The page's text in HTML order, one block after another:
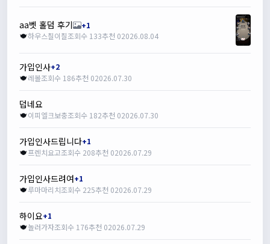
aa벳 홀덤 후기
+1
하우스칠이칠조회수 133추천 02026.08.04
가입인사+2
레볼조회수 186추천 02026.07.30
덥네요
이피엘크보충조회수 182추천 02026.07.30
가입인사드립니다+1
프렌치요고조회수 208추천 02026.07.29
가입인사드려여+1
루마마리치조회수 225추천 02026.07.29
하이요+1
놀러가자조회수 176추천 02026.07.29